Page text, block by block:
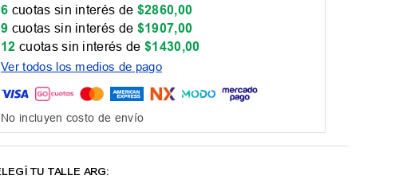
6 cuotas sin interés de $2860,00
9 cuotas sin interés de $1907,00
12 cuotas sin interés de$1430,00
Ver todos los medios de pago
No incluyen costo de envío